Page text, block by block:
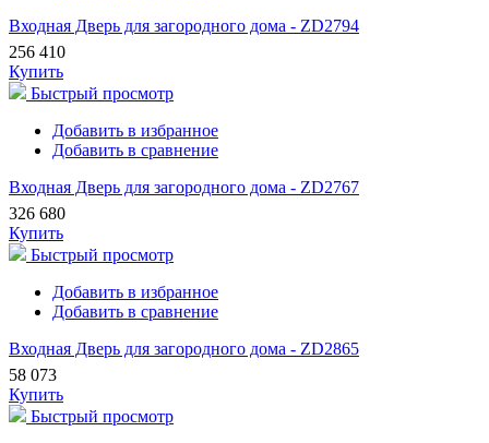
Входная Дверь для загородного дома - ZD2794
256 410
Купить
Быстрый просмотр
Добавить в избранное
Добавить в сравнение
Входная Дверь для загородного дома - ZD2767
326 680
Купить
Быстрый просмотр
Добавить в избранное
Добавить в сравнение
Входная Дверь для загородного дома - ZD2865
58 073
Купить
Быстрый просмотр